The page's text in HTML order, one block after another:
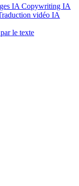
IA Copywriting IA
vidéo IA
le texte